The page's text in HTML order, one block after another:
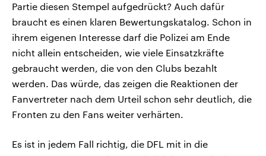
Partie diesen Stempel aufgedrückt? Auch dafür
braucht es einen klaren Bewertungskatalog. Schon in
ihrem eigenen Interesse darf die Polizei am Ende
nicht allein entscheiden, wie viele Einsatzkräfte
gebraucht werden, die von den Clubs bezahlt
werden. Das würde, das zeigen die Reaktionen der
Fanvertreter nach dem Urteil schon sehr deutlich, die
Fronten zu den Fans weiter verhärten.
Es ist in jedem Fall richtig, die DFL mit in die